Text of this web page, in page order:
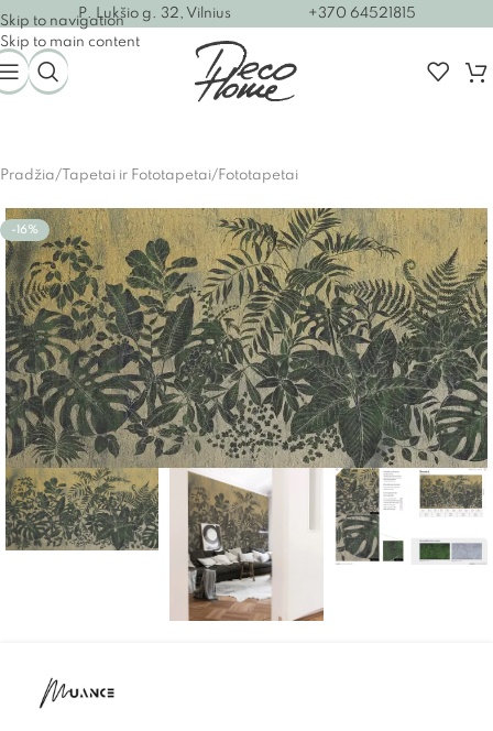
Skip to navigation
Skip to main content
P. Lukšio g. 32, Vilnius +370 64521815
Pradžia/ Tapetai ir Fototapetai/Fototapetai
-16%